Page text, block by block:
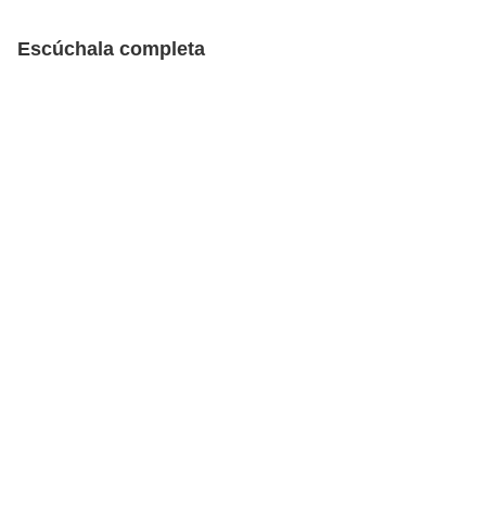
Escúchala completa